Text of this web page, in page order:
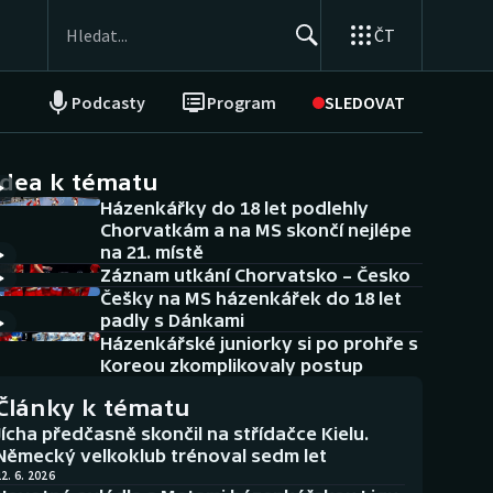
ČT
Podcasty Program SLEDOVAT
NEPŘEHLÉDNĚTE
Historické návraty
Aplikace ČT sport
AZ kvíz
k tématu
Házenkářky do 18 let podlehly
Chorvatkám a na MS skončí nejlépe
na 21. místě
Záznam utkání Chorvatsko – Česko
Češky na MS házenkářek do 18 let
padly s Dánkami
Házenkářské juniorky si po prohře s
Koreou zkomplikovaly postup
k tématu
předčasně skončil na střídačce Kielu.
velkoklub trénoval sedm let
6. 2026